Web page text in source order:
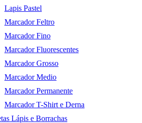
Lapis Pastel
Marcador Feltro
Marcador Fino
Marcador Fluorescentes
Marcador Grosso
Marcador Medio
Marcador Permanente
Marcador T-Shirt e Derna
Lápis e Borrachas